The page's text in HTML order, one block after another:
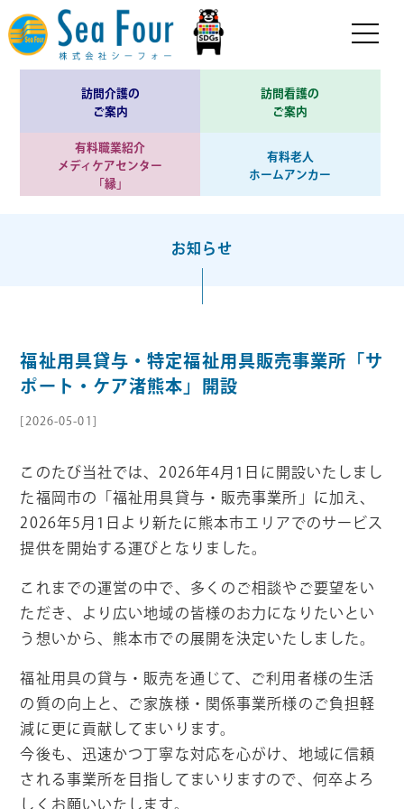
訪問介護の
ご案内
訪問看護の
ご案内
有料職業紹介
メディケアセンター
「縁」
有料老人
ホームアンカー
お知らせ
福祉用具貸与・特定福祉用具販売事業所「サ
ポート・ケア渚熊本」開設
[2026-05-01]
このたび当社では、2026年4月1日に開設いたしまし
た福岡市の「福祉用具貸与・販売事業所」に加え、
2026年5月1日より新たに熊本市エリアでのサービス
提供を開始する運びとなりました。
これまでの運営の中で、多くのご相談やご要望をい
ただき、より広い地域の皆様のお力になりたいとい
う想いから、熊本市での展開を決定いたしました。
福祉用具の貸与・販売を通じて、ご利用者様の生活
の質の向上と、ご家族様・関係事業所様のご負担軽
減に更に貢献してまいります。
今後も、迅速かつ丁寧な対応を心がけ、地域に信頼
される事業所を目指してまいりますので、何卒よろ